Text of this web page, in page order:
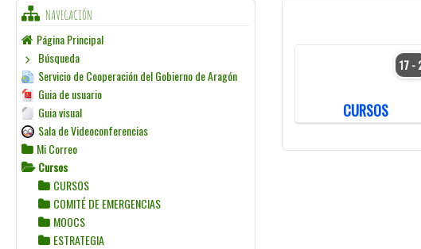
17 -
CURSOS
NAVEGACIÓN
Página Principal
Búsqueda
Servicio de Cooperación del Gobierno de Aragón
Guia de usuario
Guia visual
Sala de Videoconferencias
Mi Correo
Cursos
CURSOS
COMITÉ DE EMERGENCIAS
MOOCS
ESTRATEGIA